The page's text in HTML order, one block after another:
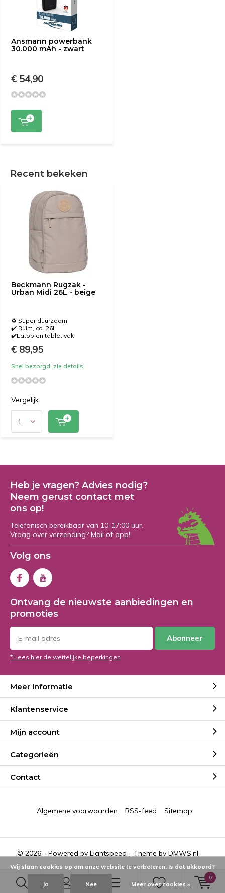
0
Ansmann powerbank
30.000 mAh - zwart
€ 54,90
Recent bekeken
Beckmann Rugzak -
Urban Midi 26L - beige
♻️ Super duurzaam
✔️ Ruim, ca. 26l
✔️Latop en tablet vak
€ 89,95
Snel bezorgd, zie details
Vergelijk
Heb je vragen? Advies nodig?
Neem gerust contact met
ons op!
Telefonisch bereikbaar van 10-17:00 uur.
Vraag over verzending? Mail of app!
Volg ons
Ontvang de nieuwste aanbiedingen en
promoties
Abonneer
* Lees hier de wettelijke beperkingen
Meer informatie
Klantenservice
Mijn account
Categorieën
Contact
© 2026 - Powered by Lightspeed - Theme by DMWS.nl
Algemene voorwaarden RSS-feed Sitemap
Wij slaan cookies op om onze website te verbeteren. Is dat akkoord?
Ja Nee Meer over cookies »